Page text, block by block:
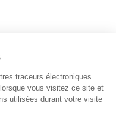
traceurs électroniques.
vous visitez ce site et
utilisées durant votre visite